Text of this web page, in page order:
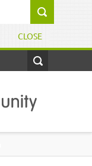
CLOSE